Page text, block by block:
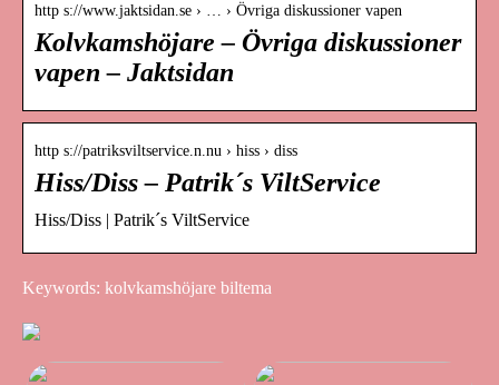
http s://www.jaktsidan.se › … › Övriga diskussioner vapen
Kolvkamshöjare – Övriga diskussioner
vapen – Jaktsidan
http s://patriksviltservice.n.nu › hiss › diss
Hiss/Diss – Patrik´s ViltService
Hiss/Diss | Patrik´s ViltService
Keywords: kolvkamshöjare biltema